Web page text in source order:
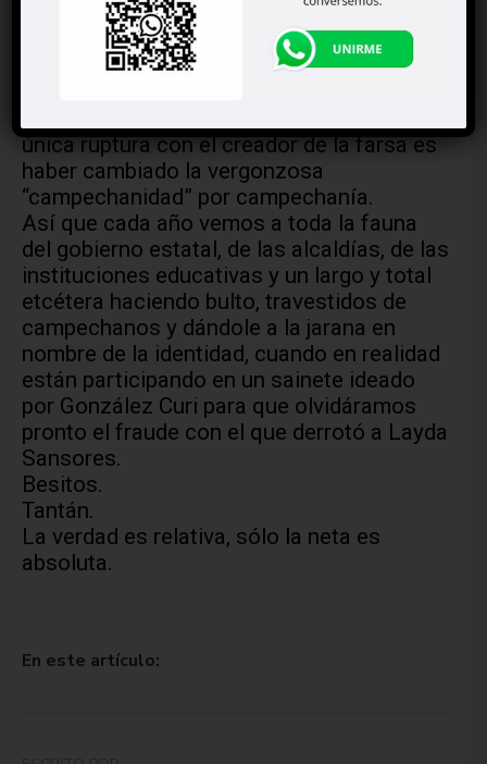
Lavalle Curi.
Pero la inercia burocrática es imbatible.
Los gobernantes posteriores a don
única ruptura con el creador de la farsa es
haber cambiado la vergonzosa
“campechanidad” por campechanía.
Así que cada año vemos a toda la fauna
del gobierno estatal, de las alcaldías, de las
instituciones educativas y un largo y total
etcétera haciendo bulto, travestidos de
campechanos y dándole a la jarana en
nombre de la identidad, cuando en realidad
están participando en un sainete ideado
por González Curi para que olvidáramos
pronto el fraude con el que derrotó a Layda
Sansores.
Besitos.
Tantán.
La verdad es relativa, sólo la neta es
absoluta.
En este artículo: